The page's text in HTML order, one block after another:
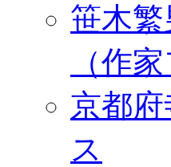
笹木
（作
京都
ス